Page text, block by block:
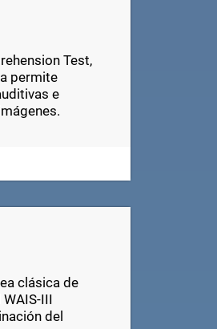
Test,
permite
e
clásica de
III
del